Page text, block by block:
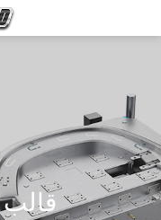
قالب